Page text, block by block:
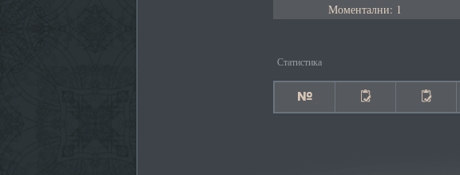
Моментални: 1
Статистика